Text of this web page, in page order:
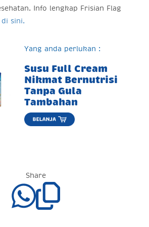
Info lengkap Frisian Flag
di sini.
Yang anda perlukan :
Susu Full Cream
Nikmat Bernutrisi
Tanpa Gula
Tambahan
Share